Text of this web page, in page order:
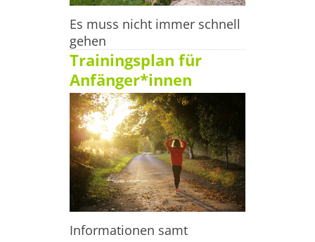
Es muss nicht immer schnell
gehen
Trainingsplan für
Anfänger*innen
Informationen samt